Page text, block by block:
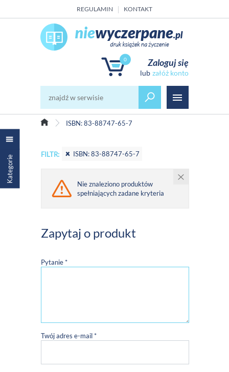
REGULAMIN KONTAKT
0 Zaloguj się
załóż konto
ISBN: 83-88747-65-7
Kategorie FILTR: ISBN: 83-88747-65-7
Nie znaleziono produktów
spełniających zadane kryteria
Zapytaj o produkt
Pytanie *
Twój adres e-mail *